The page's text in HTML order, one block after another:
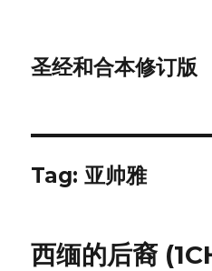
圣经和合本修订版
Tag: 亚帅雅
西缅的后裔